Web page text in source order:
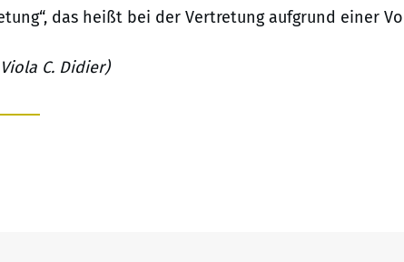
das heißt bei der Vertretung aufgrund einer
C. Didier)